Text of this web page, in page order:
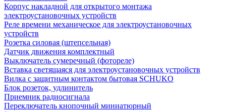
Корпус накладной для открытого монтажа
электроустановочных устройств
Реле времени механическое для электроустановочных
устройств
Розетка силовая (штепсельная)
Датчик движения комплектный
Выключатель сумеречный (фотореле)
Вставка светящаяся для электроустановочных устройств
Вилка с защитным контактом бытовая SCHUKO
Блок розеток, удлинитель
Приемник радиосигнала
Переключатель кнопочный миниатюрный